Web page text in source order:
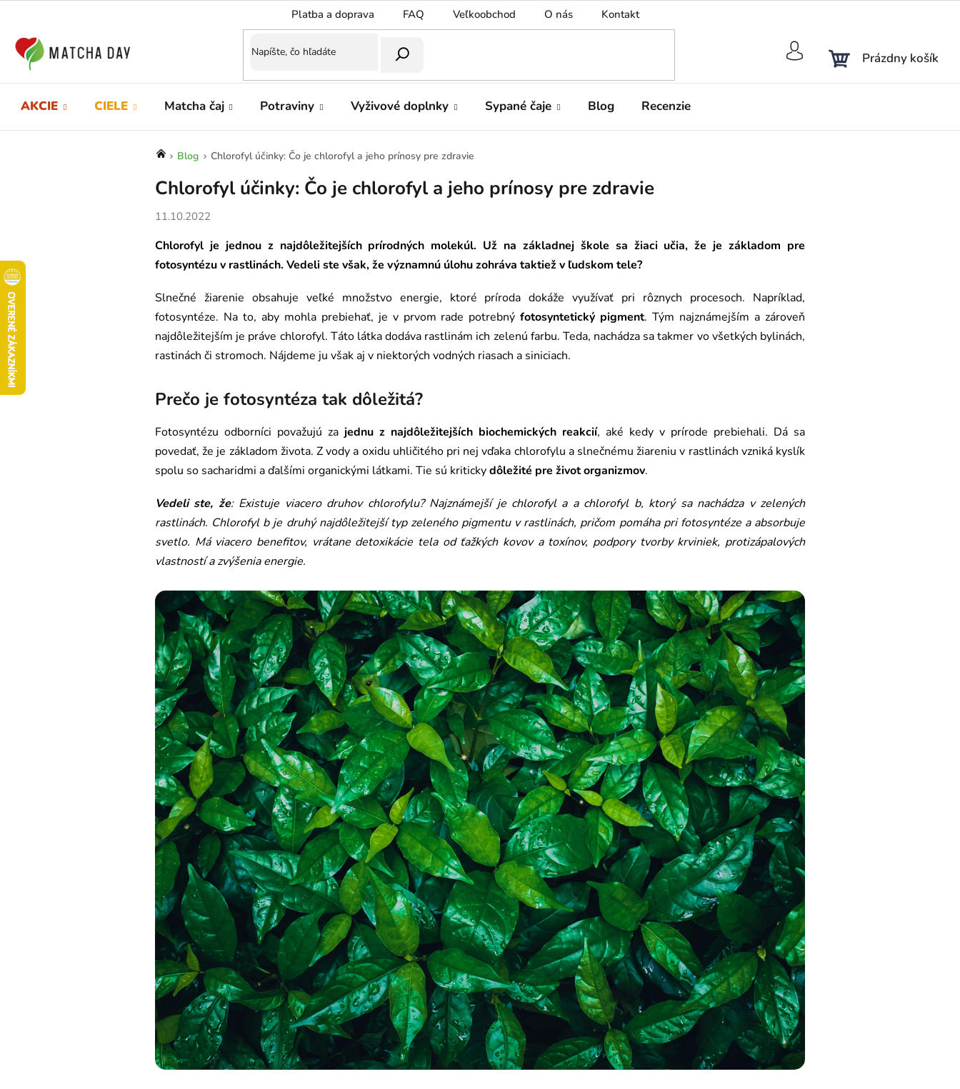
Platba a doprava FAQ Veľkoobchod O nás Kontakt
NÁKUPNÝ
Prázdny košík
AKCIE CIELE Matcha čaj Potraviny Vyživové doplnky Sypané čaje Blog Recenzie
Domov
Blog Chlorofyl účinky: Čo je chlorofyl a jeho prínosy pre zdravie
Chlorofyl účinky: Čo je chlorofyl a jeho prínosy pre zdravie
11.10.2022
Chlorofyl je jednou z najdôležitejších prírodných molekúl. Už na základnej škole sa žiaci učia, že je základom pre
fotosyntézu v rastlinách. Vedeli ste však, že významnú úlohu zohráva taktiež v ľudskom tele?
Slnečné žiarenie obsahuje veľké množstvo energie, ktoré príroda dokáže využívať pri rôznych procesoch. Napríklad,
fotosyntéze. Na to, aby mohla prebiehať, je v prvom rade potrebnýfotosyntetický pigment. Tým najznámejším a zároveň
najdôležitejším je práve chlorofyl. Táto látka dodáva rastlinám ich zelenú farbu. Teda, nachádza sa takmer vo všetkých bylinách,
rastinách či stromoch. Nájdeme ju však aj v niektorých vodných riasach a siniciach.
Prečo je fotosyntéza tak dôležitá?
Fotosyntézu odborníci považujú za jednu z najdôležitejších biochemických reakcií, aké kedy v prírode prebiehali. Dá sa
povedať, že je základom života. Z vody a oxidu uhličitého pri nej vďaka chlorofylu a slnečnému žiareniu v rastlinách vzniká kyslík
spolu so sacharidmi a ďalšími organickými látkami. Tie sú kritickydôležité pre život organizmov.
Vedeli ste, že: Existuje viacero druhov chlorofylu? Najznámejší je chlorofyl a a chlorofyl b, ktorý sa nachádza v zelených
rastlinách. Chlorofyl b je druhý najdôležitejší typ zeleného pigmentu v rastlinách, pričom pomáha pri fotosyntéze a absorbuje
svetlo. Má viacero benefitov, vrátane detoxikácie tela od ťažkých kovov a toxínov, podpory tvorby krviniek, protizápalových
vlastností a zvýšenia energie.